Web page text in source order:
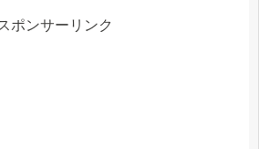
ポンサーリンク